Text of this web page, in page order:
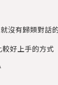
沒有歸類對話
好上手的方式